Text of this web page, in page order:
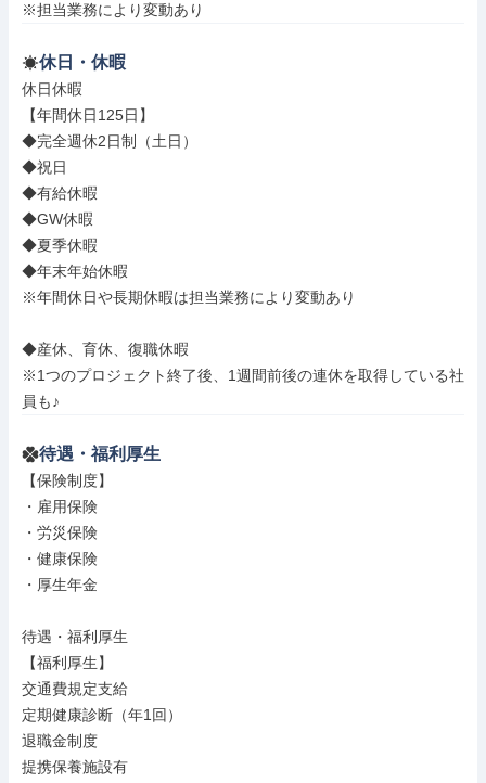
※担当業務により変動あり
休日・休暇
休日休暇
【年間休日125日】
◆完全週休2日制（土日）
◆祝日
◆有給休暇
◆GW休暇
◆夏季休暇
◆年末年始休暇
※年間休日や長期休暇は担当業務により変動あり
◆産休、育休、復職休暇
※1つのプロジェクト終了後、1週間前後の連休を取得している社
員も♪
待遇・福利厚生
【保険制度】
・雇用保険
・労災保険
・健康保険
・厚生年金
待遇・福利厚生
【福利厚生】
交通費規定支給
定期健康診断（年1回）
退職金制度
提携保養施設有